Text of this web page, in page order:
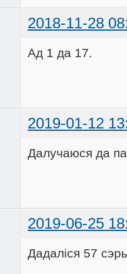
2018-11-28
Ад 1 да 17.
2019-01-12
Далучаюся да
2019-06-25
Дадаліся 57